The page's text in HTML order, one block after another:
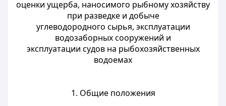
оценки ущерба, наносимого рыбному хозяйству
при разведке и добыче
углеводородного сырья, эксплуатации
водозаборных сооружений и
эксплуатации судов на рыбохозяйственных
водоемах
1. Общие положения